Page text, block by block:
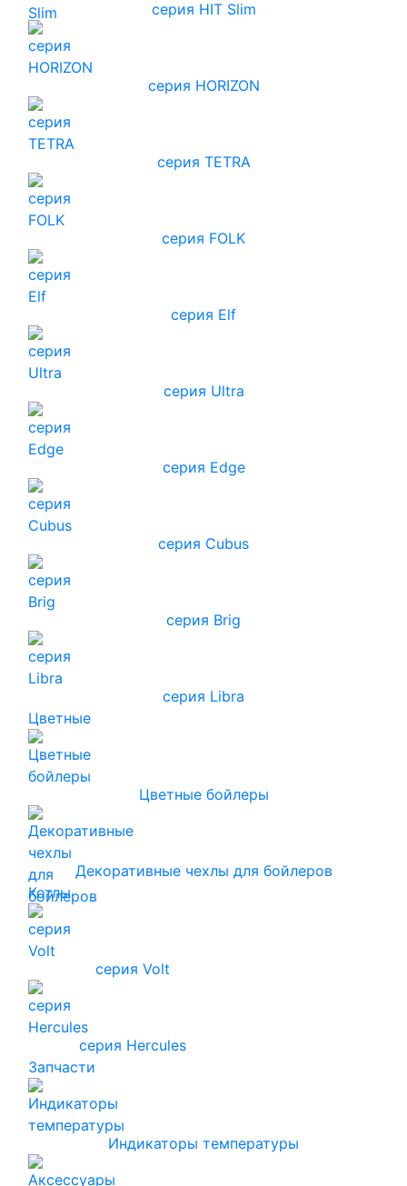
серия HIT Slim
серия HORIZON
серия TETRA
серия FOLK
серия Elf
серия Ultra
серия Edge
серия Cubus
серия Brig
серия Libra
Цветные
Цветные бойлеры
Декоративные чехлы для бойлеров
Котлы
серия Volt
серия Hercules
Запчасти
Индикаторы температуры